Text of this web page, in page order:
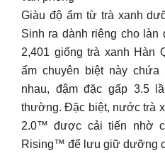
Giàu độ ẩm từ trà xanh
Sinh ra dành riêng cho
2,401 giống trà xanh Hàn
ẩm chuyên biệt này
nhau, đậm đặc gấp 3.5
thường. Đặc biệt, nước trà
2.0™ được cải tiến nhờ
Rising™ để lưu giữ dưỡng